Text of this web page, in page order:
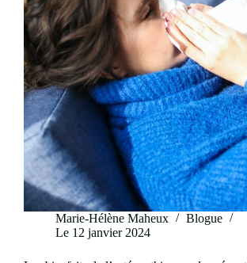
Marie-Hélène Maheux
Blogue
Le 12 janvier 2024